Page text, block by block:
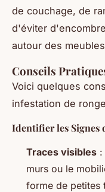
de couchage, de
d'éviter
autour des
Conseils
Voici quelques
infestation de
Identifier les Signes
Traces visibles :
murs ou le
forme de petites